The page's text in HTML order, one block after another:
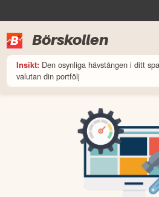
Börskollen
Insikt: Den osynliga hävstången i ditt
valutan din portfölj